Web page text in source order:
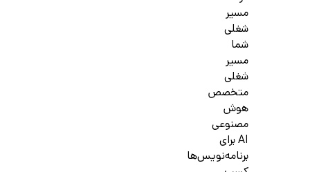
مسیر
شغلی
شما
مسیر
شغلی
متخصص
هوش
مصنوعی
AI برای
برنامه‌نویس‌ها